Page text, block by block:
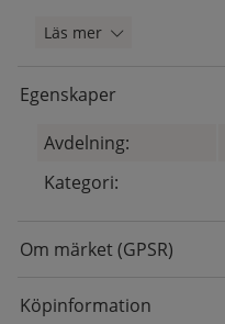
Läs mer
Egenskaper
Avdelning:
Kategori:
Om märket (GPSR)
Köpinformation